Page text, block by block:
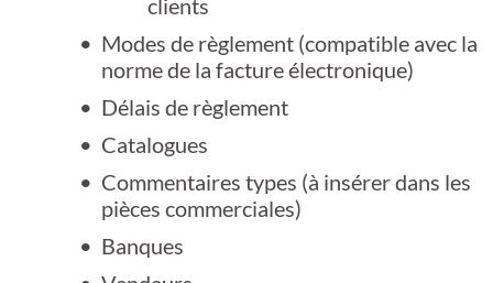
Modes de règlement (compatible avec la
norme de la facture électronique)
Délais de règlement
Catalogues
Commentaires types (à insérer dans les
pièces commerciales)
Banques